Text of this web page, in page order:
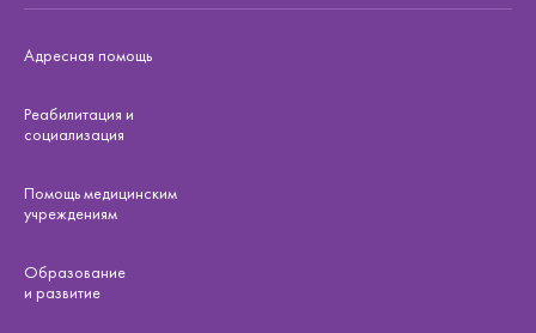
Адресная помощь
Реабилитация и
социализация
Помощь медицинским
учреждениям
Образование
и развитие